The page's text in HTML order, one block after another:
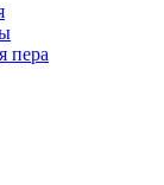
пера